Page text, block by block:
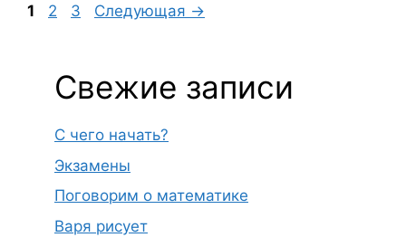
Страница
1 Страница
2 Страница
3 Следующая →
Свежие записи
С чего начать?
Экзамены
Поговорим о математике
Варя рисует